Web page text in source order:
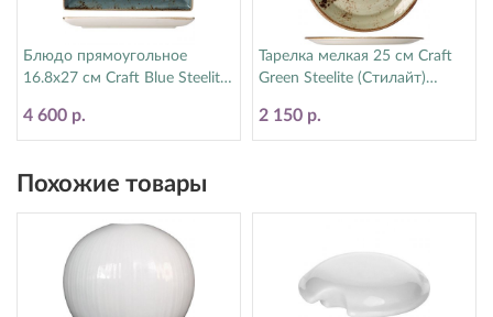
Блюдо прямоугольное
16.8х27 см Craft Blue Steelite
4 600 р.
Тарелка мелкая 25 см Craft
Green Steelite (Стилайт)
2 150 р.
Похожие товары